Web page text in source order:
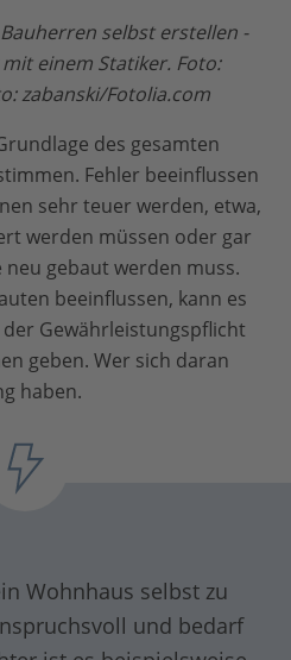
selbst erstellen -
einem Statiker. Foto:
zabanski/Fotolia.com
des gesamten
Fehler beeinflussen
sehr teuer werden, etwa,
werden müssen oder gar
gebaut werden muss.
beeinflussen, kann es
Gewährleistungspflicht
geben. Wer sich daran
haben.
Wohnhaus selbst zu
und bedarf